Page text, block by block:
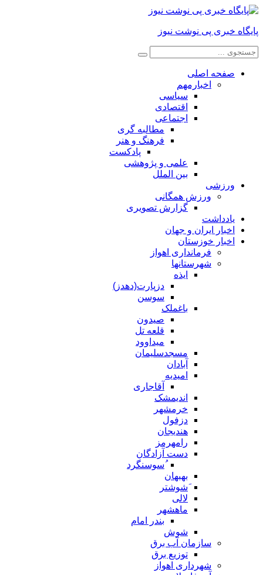
پایگاه خبری پی نوشت نیوز
صفحه اصلی
اخبارمهم
سیاسی
اقتصادی
اجتماعی
مطالبه گری
فرهنگ و هنر
پادکست
علمی و پژوهشی
بین الملل
ورزشی
ورزش همگانی
گزارش تصویری
یادداشت
اخبار ایران و جهان
اخبار خوزستان
فرمانداری اهواز
شهرستانها
ایذه
دزپارت(دهدز)
سوسن
باغملک
صیدون
قلعه تل
میداوود
مسجدسلیمان
آبادان
امیدیه
آقاجاری
اندیمشک
خرمشهر
دزفول
هندیجان
رامهرمز
دست آزادگان
ُسوسنگرد
بهبهان
َشوشتر
لالی
ماهشهر
بندر امام
شوش
سازمان آب برق
توزیع برق
شهرداری اهواز